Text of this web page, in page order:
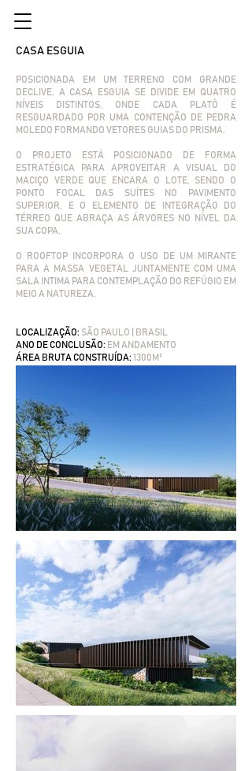
CASA ESGUIA
POSICIONADA EM UM TERRENO COM GRANDE
DECLIVE, A CASA ESGUIA SE DIVIDE EM QUATRO
NÍVEIS DISTINTOS, ONDE CADA PLATÔ É
RESGUARDADO POR UMA CONTENÇÃO DE PEDRA
MOLEDO FORMANDO VETORES GUIAS DO PRISMA.
O PROJETO ESTÁ POSICIONADO DE FORMA
ESTRATÉGICA PARA APROVEITAR A VISUAL DO
MACIÇO VERDE QUE ENCARA O LOTE, SENDO O
PONTO FOCAL DAS SUÍTES NO PAVIMENTO
SUPERIOR, E O ELEMENTO DE INTEGRAÇÃO DO
TÉRREO QUE ABRAÇA AS ÁRVORES NO NÍVEL DA
SUA COPA.
O ROOFTOP INCORPORA O USO DE UM MIRANTE
PARA A MASSA VEGETAL JUNTAMENTE COM UMA
SALA INTIMA PARA CONTEMPLAÇÃO DO REFÚGIO EM
MEIO A NATUREZA.
​LOCALIZAÇÃO: SÃO PAULO | BRASIL
ANO DE CONCLUSÃO: EM ANDAMENTO
ÁREA BRUTA CONSTRUÍDA: 1300M²